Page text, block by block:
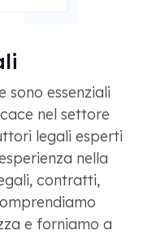
essenziali
nel settore
legali esperti
nella
contratti,
e forniamo a